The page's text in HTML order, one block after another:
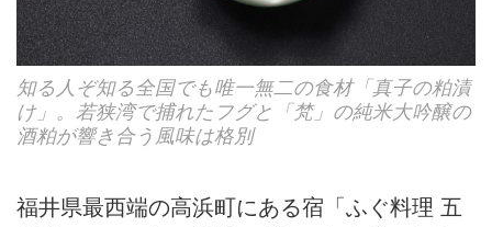
知る人ぞ知る全国でも唯一無二の食材「真子の粕漬
け」。若狭湾で捕れたフグと「梵」の純米大吟醸の
酒粕が響き合う風味は格別
福井県最西端の高浜町にある宿「ふぐ料理 五